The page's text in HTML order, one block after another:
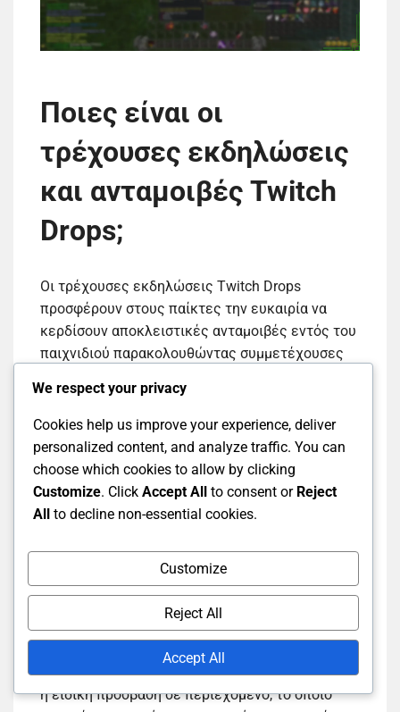
Ποιες είναι οι
τρέχουσες εκδηλώσεις
και ανταμοιβές Twitch
Drops;
Οι τρέχουσες εκδηλώσεις Twitch Drops
προσφέρουν στους παίκτες την ευκαιρία να
κερδίσουν αποκλειστικές ανταμοιβές εντός του
παιχνιδιού παρακολουθώντας συμμετέχουσες
συνήθως διάφορα παιχνίδια, με ανταμοιβές που
κυμαίνονται από καλλυντικά αντικείμενα έως
εικονικό νόμισμα, ανάλογα με την συγκεκριμένη
εκδήλωση και το παιχνίδι που εμπλέκεται.
Τύποι ανταμοιβών
Τα Twitch Drops μπορεί να περιλαμβάνουν μια
ποικιλία ανταμοιβών, όπως skins, emotes και
άλλα καλλυντικά αντικείμενα που βελτιώνουν
την εμπειρία παιχνιδιού. Ορισμένες εκδηλώσεις
μπορεί επίσης να προσφέρουν εικονικό νόμισμα
ή ειδική πρόσβαση σε περιεχόμενο, το οποίο
We respect your privacy
Cookies help us improve your experience, deliver
personalized content, and analyze traffic. You can
choose which cookies to allow by clicking
Customize. Click Accept All to consent or Reject
All to decline non-essential cookies.
Customize
Reject All
Accept All